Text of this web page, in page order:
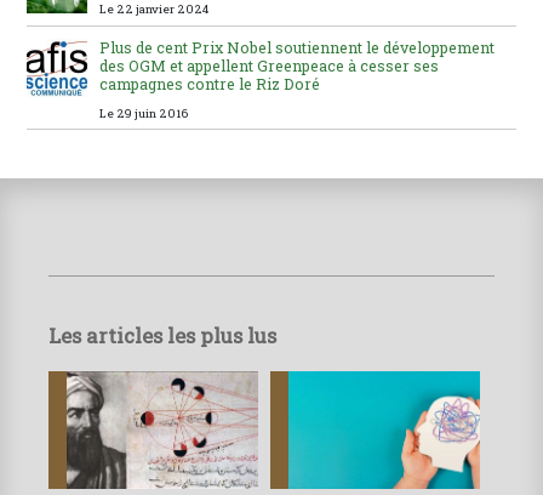
Le 22 janvier 2024
Plus de cent Prix Nobel soutiennent le développement
des OGM et appellent Greenpeace à cesser ses
campagnes contre le Riz Doré
Le 29 juin 2016
Les articles les plus lus